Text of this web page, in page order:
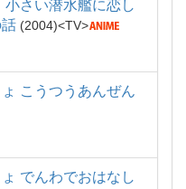
さい潜水艦に恋し
2004
TV
こうつうあんぜん
でんわでおはなし